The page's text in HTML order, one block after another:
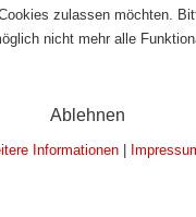
zulassen möchten.
nicht mehr alle
Ablehnen
Informationen|